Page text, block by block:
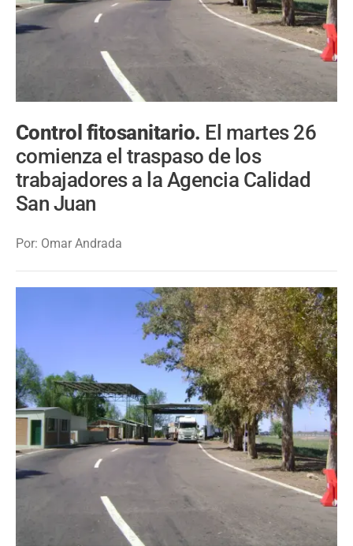
Control fitosanitario. El martes 26
comienza el traspaso de los
trabajadores a la Agencia Calidad
San Juan
Por: Omar Andrada